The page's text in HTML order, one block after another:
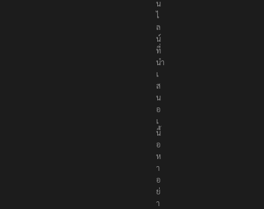
น
ไ
ล
น์
ที่
นำ
เ
ส
น
อ
เ
นื้
อ
ห
า
อ
ย่
า